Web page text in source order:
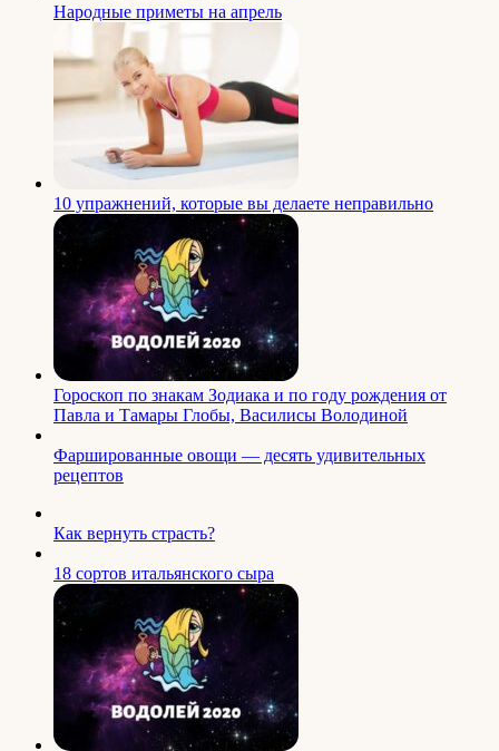
Народные приметы на апрель
10 упражнений, которые вы делаете неправильно
Гороскоп по знакам Зодиака и по году рождения от
Павла и Тамары Глобы, Василисы Володиной
Фаршированные овощи — десять удивительных
рецептов
Как вернуть страсть?
18 сортов итальянского сыра